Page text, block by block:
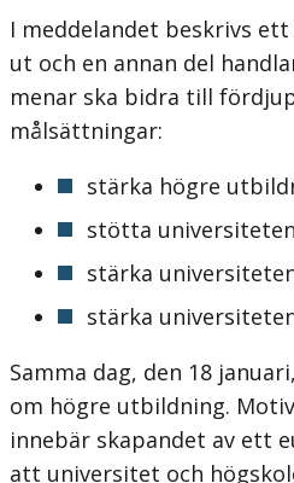
I meddelandet beskrivs
ut och en annan del
menar ska bidra till
målsättningar:
stärka högre
stötta
stärka
stärka
Samma dag, den 18
om högre utbildning.
innebär skapandet av ett
att universitet och